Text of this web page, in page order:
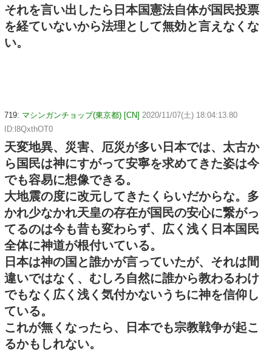
それを言い出したら日本国憲法自体が国民投票
を経ていないから法理として無効と言えなくな
い。
719: マシンガンチョップ(東京都) [CN] 2020/11/07(土) 18:04:13.80
ID:l8QxthOT0
天変地異、災害、厄災が多い日本では、太古か
ら国民は神にすがって安寧を求めてきた姿は今
でも容易に想像できる。
大地震の度に改元してきたくらいだからな。多
かれ少なかれ天皇の存在が国民の安心に繋がっ
てるのは今も昔も変わらず、広く浅く日本国民
全体に神道が根付いている。
日本は神の国と誰かが言っていたが、それは間
違いではなく、むしろ自然に誰から教わるわけ
でもなく広く浅く気付かないうちに神を信仰し
ている。
これが無くなったら、日本でも宗教戦争が起こ
るかもしれない。